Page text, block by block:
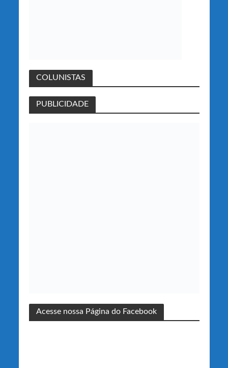
COLUNISTAS
PUBLICIDADE
Acesse nossa Página do Facebook